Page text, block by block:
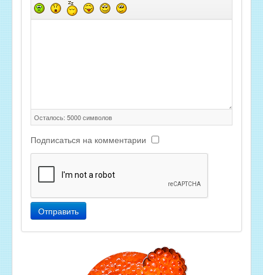
Осталось: 5000символов
Подписаться на комментарии
Отправить